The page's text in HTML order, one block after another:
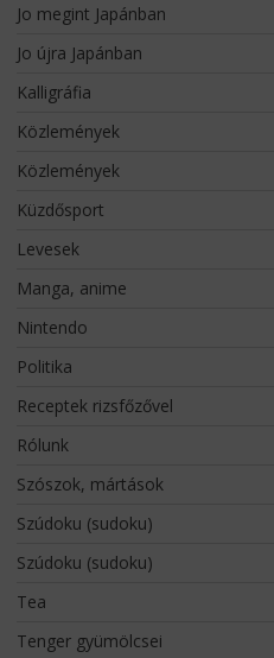
Jo megint Japánban
Jo újra Japánban
Kalligráfia
Közlemények
Közlemények
Küzdősport
Levesek
Manga, anime
Nintendo
Politika
Receptek rizsfőzővel
Rólunk
Szószok, mártások
Szúdoku (sudoku)
Szúdoku (sudoku)
Tea
Tenger gyümölcsei